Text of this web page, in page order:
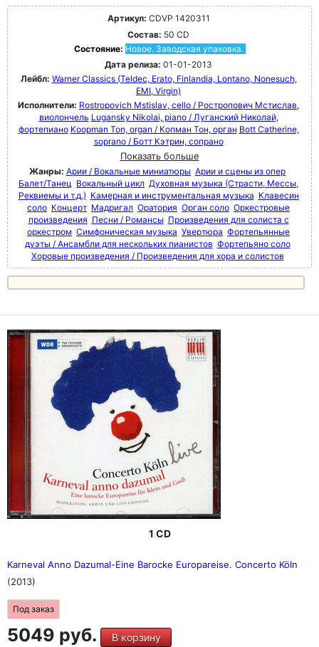
Артикул: CDVP 1420311
Состав: 50 CD
Состояние: Новое. Заводская упаковка.
Дата релиза: 01-01-2013
Лейбл: Warner Classics (Teldec, Erato, Finlandia, Lontano, Nonesuch,
EMI, Virgin)
Исполнители: Rostropovich Mstislav, cello / Ростропович Мстислав,
виолончель Lugansky Nikolai, piano / Луганский Николай,
фортепиано Koopman Ton, organ / Копман Тон, орган Bott Catherine,
soprano / Ботт Кэтрин, сопрано
Показать больше
Жанры: Арии / Вокальные миниатюры Арии и сцены из опер
Балет/Танец Вокальный цикл Духовная музыка (Страсти, Мессы,
Реквиемы и т.д.) Камерная и инструментальная музыка Клавесин
соло Концерт Мадригал Оратория Орган соло Оркестровые
произведения Песни / Романсы Произведения для солиста с
оркестром Симфоническая музыка Увертюра Фортепьянные
дуэты / Ансамбли для нескольких пианистов Фортепьяно соло
Хоровые произведения / Произведения для хора и солистов
1 CD
Karneval Anno Dazumal-Eine Barocke Europareise. Concerto Köln
(2013)
Под заказ
5049 руб. В корзину